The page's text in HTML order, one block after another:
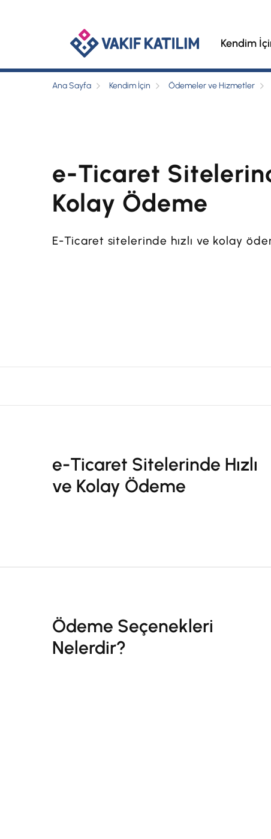
Kendim
Ana Sayfa Kendim İçin Ödemeler ve Hizmetler
e-Ticaret
Kolay Ödeme
E-Ticaret sitelerinde hızlı ve kolay
e-Ticaret Sitelerinde Hızlı
ve Kolay Ödeme
Ödeme Seçenekleri
Nelerdir?